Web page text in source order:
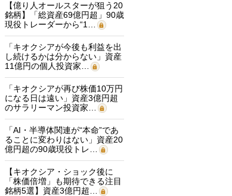
【億り人オールスターが狙う20
銘柄】「総資産69億円超」90歳
現役トレーダーから“1…
「キオクシアが今後も利益を出
し続けるかは分からない」資産
11億円の個人投資家…
「キオクシアが再び株価10万円
になる日は遠い」資産3億円超
のサラリーマン投資家…
「AI・半導体関連が“本命”であ
ることに変わりはない」資産20
億円超の90歳現役トレ…
【キオクシア・ショック後に
「株価倍増」も期待できる注目
銘柄5選】資産3億円超…